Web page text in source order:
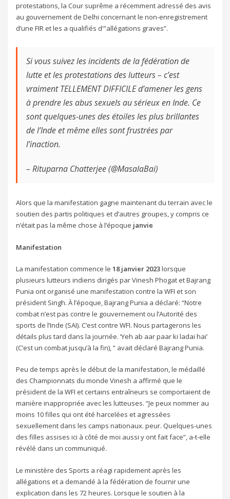
protestations, la Cour suprême a récemment adressé des avis
au gouvernement de Delhi concernant le non-enregistrement
d’une FIR et les a qualifiés d'”allégations graves”.
Si vous suivez les incidents de la fédération de
lutte et les protestations des lutteurs – c’est
vraiment TELLEMENT DIFFICILE d’amener les gens
à prendre les abus sexuels au sérieux en Inde. Ce
sont quelques-unes des étoiles les plus brillantes
de l’Inde et même elles sont frustrées par
l’inaction.
– Rituparna Chatterjee (@MasalaBai)
Alors que la manifestation gagne maintenant du terrain avec le
soutien des partis politiques et d’autres groupes, y compris ce
n’était pas la même chose à l’époque janvie
Manifestation
La manifestation commence le18 janvier 2023lorsque
plusieurs lutteurs indiens dirigés par Vinesh Phogat et Bajrang
Punia ont organisé une manifestation contre la WFI et son
président Singh. À l’époque, Bajrang Punia a déclaré: “Notre
combat n’est pas contre le gouvernement ou l’Autorité des
sports de l’Inde (SAI). C’est contre WFI. Nous partagerons les
détails plus tard dans la journée. ‘Yeh ab aar paar ki ladai hai’
(C’est un combat jusqu’à la fin), ” avait déclaré Bajrang Punia.
Peu de temps après le début de la manifestation, le médaillé
des Championnats du monde Vinesh a affirmé que le
président de la WFI et certains entraîneurs se comportaient de
manière inappropriée avec les lutteuses. “Je peux nommer au
moins 10 filles qui ont été harcelées et agressées
sexuellement dans les camps nationaux. peur. Quelques-unes
des filles assises ici à côté de moi aussi y ont fait face”, a-t-elle
révélé dans un communiqué.
Le ministère des Sports a réagi rapidement après les
allégations et a demandé à la fédération de fournir une
explication dans les 72 heures. Lorsque le soutien à la